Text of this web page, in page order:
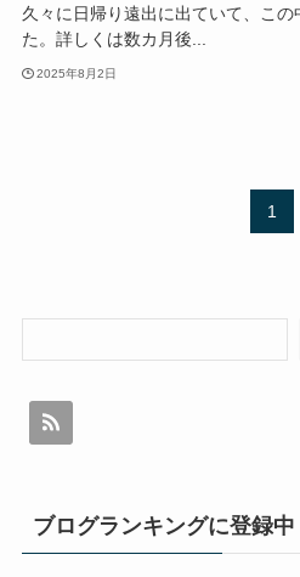
久々に日帰り遠出に出ていて、こ
た。詳しくは数カ月後...
2025年8月2日
1
ブログランキングに登録中